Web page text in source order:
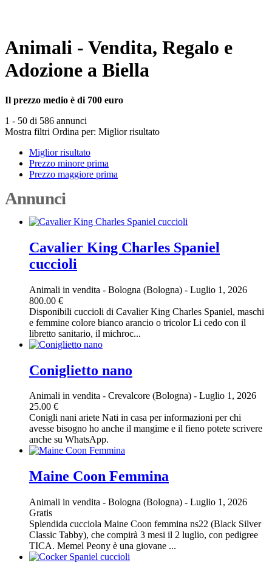
Animali - Vendita, Regalo e
Adozione a Biella
Il prezzo medio è di 700 euro
1 - 50 di 586 annunci
Mostra filtri Ordina per: Miglior risultato
Miglior risultato
Prezzo minore prima
Prezzo maggiore prima
Annunci
Cavalier King Charles Spaniel
cuccioli
Animali in vendita - Bologna (Bologna) - Luglio 1, 2026
800.00 €
Disponibili cuccioli di Cavalier King Charles Spaniel, maschi
e femmine colore bianco arancio o tricolor Li cedo con il
libretto sanitario, il michroc...
Coniglietto nano
Animali in vendita - Crevalcore (Bologna) - Luglio 1, 2026
25.00 €
Conigli nani ariete Nati in casa per informazioni per chi
avesse bisogno ho anche il mangime e il fieno potete scrivere
anche su WhatsApp.
Maine Coon Femmina
Animali in vendita - Bologna (Bologna) - Luglio 1, 2026
Gratis
Splendida cucciola Maine Coon femmina ns22 (Black Silver
Classic Tabby), che compirà 3 mesi il 2 luglio, con pedigree
TICA. Memel Peony è una giovane ...